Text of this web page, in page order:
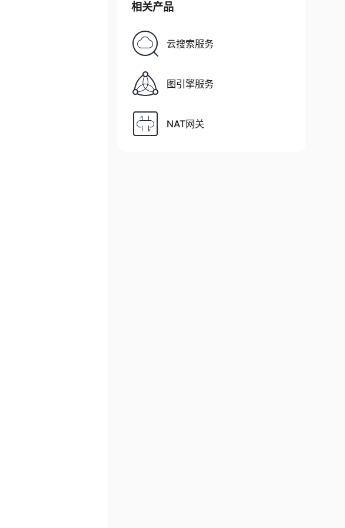
相关产品
云搜索服务
图引擎服务
NAT网关